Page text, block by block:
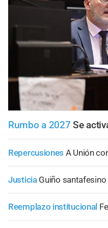
Rumbo a 2027 Se
Repercusiones A Unión
Justicia Guiño
Reemplazo institucional